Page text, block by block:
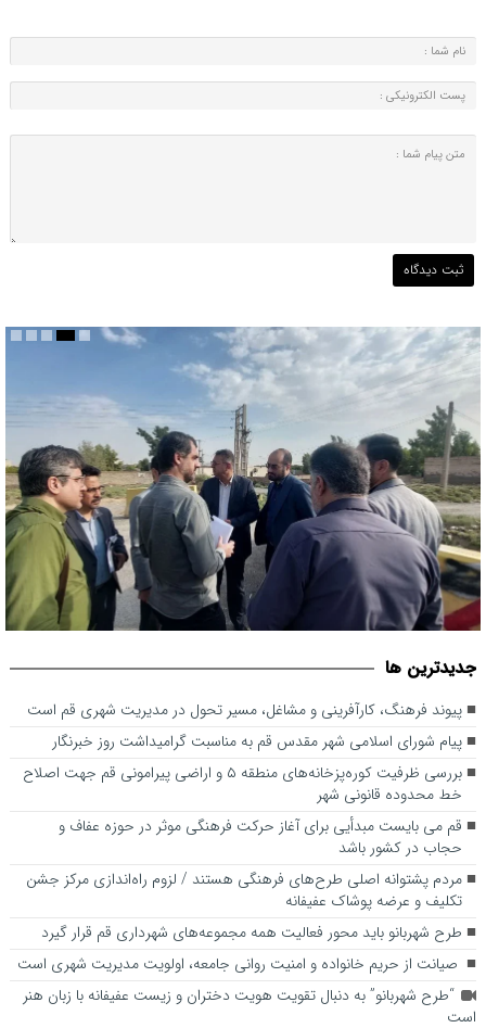
اصلاح خط محدوده قانونی شهر
جديدترين ها
پیوند فرهنگ، کارآفرینی و مشاغل، مسیر تحول در مدیریت شهری قم است
پیام شورای اسلامی شهر مقدس قم به مناسبت گرامیداشت روز خبرنگار
بررسی ظرفیت کوره‌پزخانه‌های منطقه ۵ و اراضی پیرامونی قم جهت اصلاح
خط محدوده قانونی شهر
قم می بایست مبدأیی برای آغاز حرکت فرهنگی موثر در حوزه عفاف و
حجاب در کشور باشد
مردم پشتوانه اصلی طرح‌های فرهنگی هستند / لزوم راه‌اندازی مرکز جشن
تکلیف و عرضه پوشاک عفیفانه
طرح شهربانو باید محور فعالیت همه مجموعه‌های شهرداری قم قرار گیرد
صیانت از حریم خانواده و امنیت روانی جامعه، اولویت مدیریت شهری است
“طرح شهربانو” به دنبال تقویت هویت دختران و زیست عفیفانه با زبان هنر
است